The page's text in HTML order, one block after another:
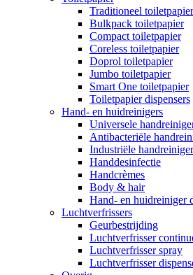
Traditioneel toiletpapier
Bulkpack toiletpapier
Compact toiletpapier
Coreless toiletpapier
Doprol toiletpapier
Jumbo toiletpapier
Smart One toiletpapier
Toiletpapier dispensers
Hand- en huidreinigers
Universele
Antibacteriële
Industriële
Handdesinfectie
Handcrèmes
Body & hair
Hand- en huidreiniger
Luchtverfrissers
Geurbestrijding
Luchtverfrisser
Luchtverfrisser spray
Luchtverfrisser